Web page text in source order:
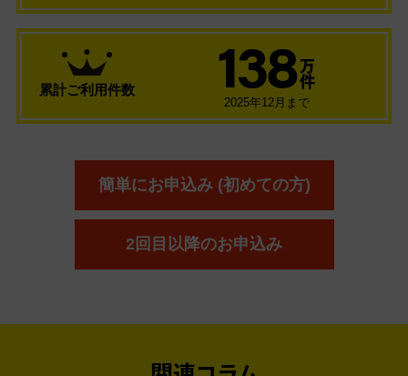
累計ご利用件数 138 万
件
2025年12月まで
簡単にお申込み (初めての方)
2回目以降のお申込み